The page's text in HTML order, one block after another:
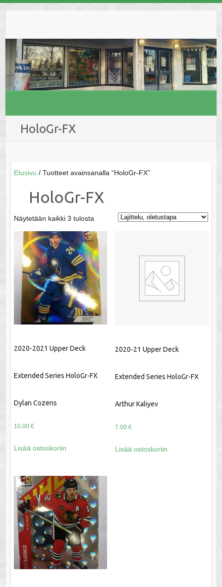
HoloGr-FX
Etusivu / Tuotteet avainsanalla “HoloGr-FX”
HoloGr-FX
Näytetään kaikki 3 tulosta
2020-2021 Upper Deck
Extended Series HoloGr-FX
Dylan Cozens
10.00 €
Lisää ostoskoriin
2020-21 Upper Deck
Extended Series HoloGr-FX
Arthur Kaliyev
7.00 €
Lisää ostoskoriin